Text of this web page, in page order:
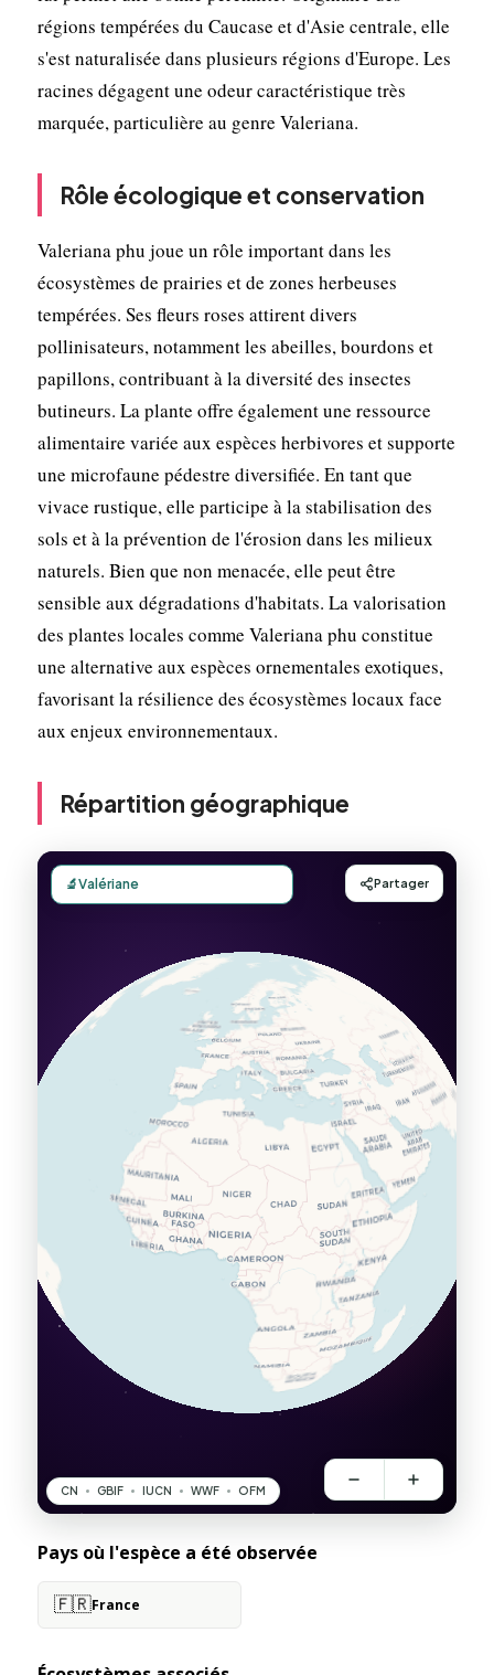
régions tempérées du Caucase et d'Asie centrale, elle
s'est naturalisée dans plusieurs régions d'Europe. Les
racines dégagent une odeur caractéristique très
marquée, particulière au genre Valeriana.
Rôle écologique et conservation
Valeriana phu joue un rôle important dans les
écosystèmes de prairies et de zones herbeuses
tempérées. Ses fleurs roses attirent divers
pollinisateurs, notamment les abeilles, bourdons et
papillons, contribuant à la diversité des insectes
butineurs. La plante offre également une ressource
alimentaire variée aux espèces herbivores et supporte
une microfaune pédestre diversifiée. En tant que
vivace rustique, elle participe à la stabilisation des
sols et à la prévention de l'érosion dans les milieux
naturels. Bien que non menacée, elle peut être
sensible aux dégradations d'habitats. La valorisation
des plantes locales comme Valeriana phu constitue
une alternative aux espèces ornementales exotiques,
favorisant la résilience des écosystèmes locaux face
aux enjeux environnementaux.
Répartition géographique
Pays où l'espèce a été observée
🇫🇷France